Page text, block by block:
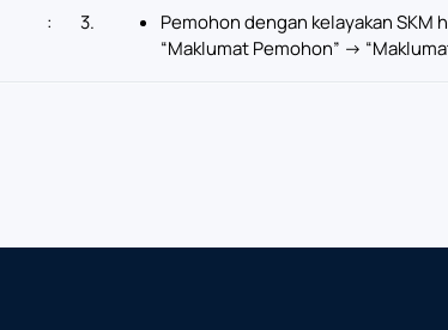
: 3.
Pemohon dengan kelayakan
“Maklumat Pemohon” ->